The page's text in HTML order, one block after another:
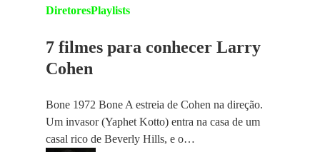
DiretoresPlaylists
7 filmes para conhecer Larry
Cohen
Bone 1972 Bone A estreia de Cohen na direção.
Um invasor (Yaphet Kotto) entra na casa de um
casal rico de Beverly Hills, e o…